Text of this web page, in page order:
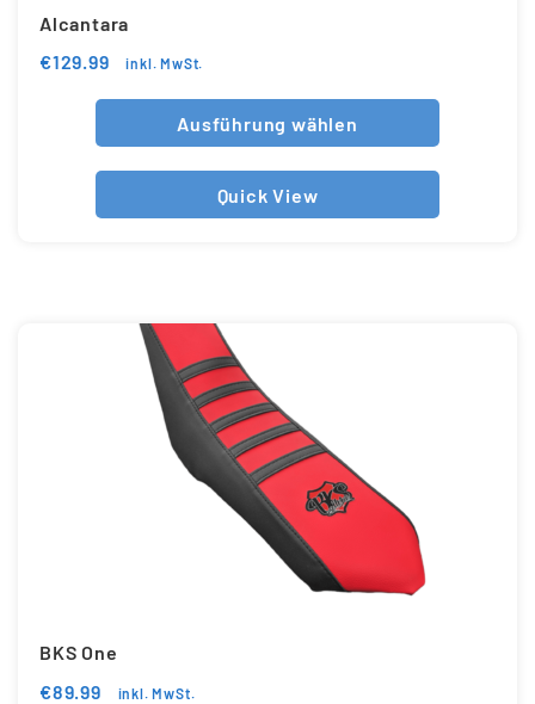
Alcantara
€129.99 inkl. MwSt.
Ausführung wählen
Quick View
BKS One
€89.99 inkl. MwSt.